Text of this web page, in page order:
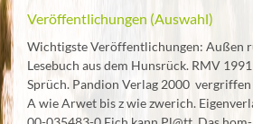
Veröffentlichungen (Auswahl)
Wichtigste Veröffentlichungen: Außen
Lesebuch aus dem Hunsrück. RMV
Sprüch. Pandion Verlag 2000 vergriffen
A wie Arwet bis z wie zwerich.